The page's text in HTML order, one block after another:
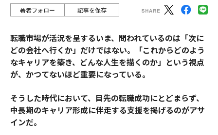
著者フォロー 記事を保存
転職市場が活況を呈するいま、問われているのは「次に
どの会社へ行くか」だけではない。「これからどのよう
なキャリアを築き、どんな人生を描くのか」という視点
が、かつてないほど重要になっている。
そうした時代において、目先の転職成功にとどまらず、
中長期のキャリア形成に伴走する支援を掲げるのがアサ
インだ。